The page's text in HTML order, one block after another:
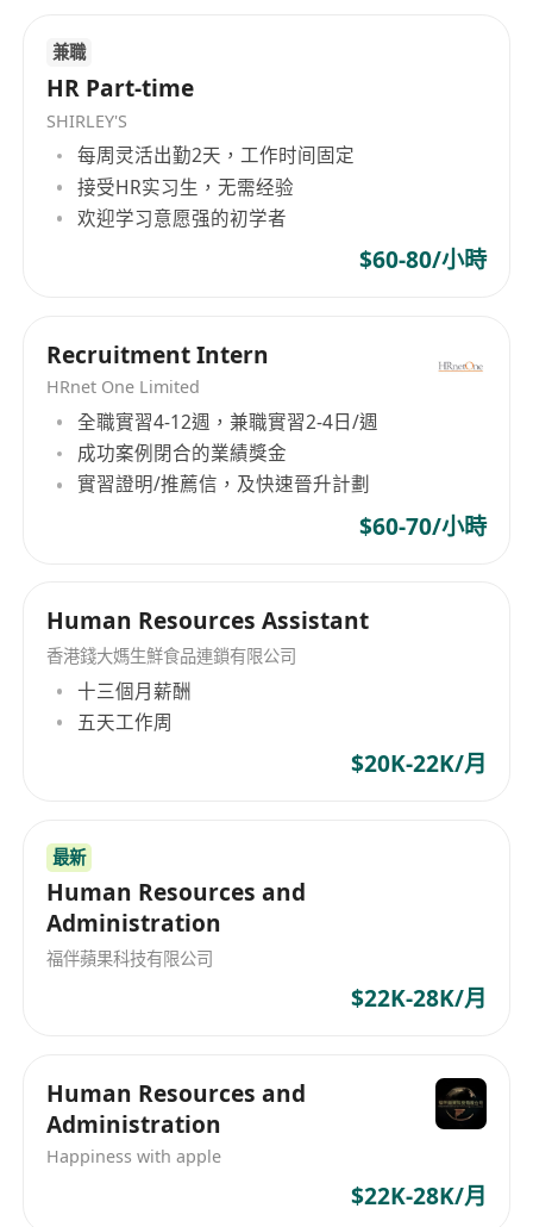
兼職
HR Part-time
SHIRLEY'S
每周灵活出勤2天，工作时间固定
接受HR实习生，无需经验
欢迎学习意愿强的初学者
$60-80/小時
Recruitment Intern
HRnet One Limited
全職實習4-12週，兼職實習2-4日/週
成功案例閉合的業績獎金
實習證明/推薦信，及快速晉升計劃
$60-70/小時
Human Resources Assistant
香港錢大媽生鮮食品連鎖有限公司
十三個月薪酬
五天工作周
$20K-22K/月
最新
Human Resources and
Administration
福伴蘋果科技有限公司
$22K-28K/月
Human Resources and
Administration
Happiness with apple
$22K-28K/月